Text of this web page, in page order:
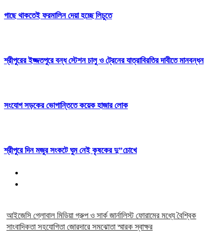
গাছে থাকতেই ফরমালিন দেয়া হচ্ছে লিচুতে
শ্রীপুরের ইজ্জতপুরে বন্ধ স্টেশন চালু ও ট্রেনের যাত্রাবিরতির দাবীতে মানবন্ধন
সংযোগ সড়কের ভোগান্তিতে কয়েক হাজার লোক
শ্রীপুরে দিন মজুর সংকটে ঘুম নেই কৃষকের দু”চোখে
আইজেসি গ্লোবাল মিডিয়া গ্রুপ ও সার্ক জার্নালিস্ট ফোরামের মধ্যে বৈশ্বিক
সাংবাদিকতা সহযোগিতা জোরদারে সমঝোতা স্মারক স্বাক্ষর